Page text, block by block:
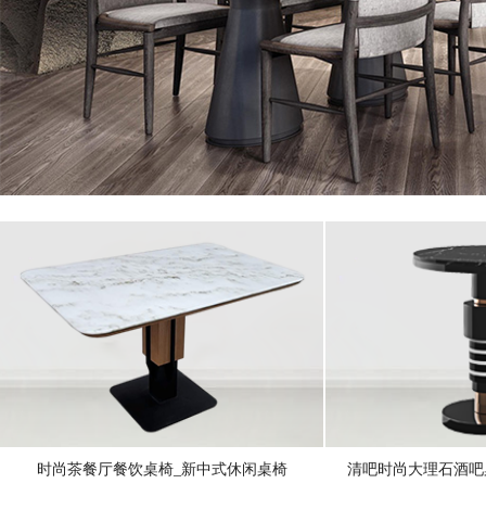
时尚茶餐厅餐饮桌椅_新中式休闲桌椅 清吧时尚大理石酒